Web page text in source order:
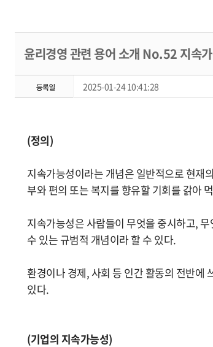
윤리경영 관련 용어 소개 No.52 지
2025-01-24 10:41:28
(정의)
지속가능성이라는 개념은 일반적으로 현재
부와 편의 또는 복지를 향유할 기회를 갉아
지속가능성은 사람들이 무엇을 중시하고,
수 있는 규범적 개념이라 할 수 있다.
환경이나 경제, 사회 등 인간 활동의 전반에
있다.
(기업의 지속가능성)